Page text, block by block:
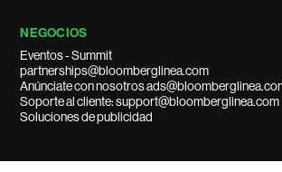
NEGOCIOS
Eventos - Summit
partnerships@bloomberglinea.com
Anúnciate con nosotros
Soporte al cliente: support@bloomberglinea.com
Soluciones de publicidad